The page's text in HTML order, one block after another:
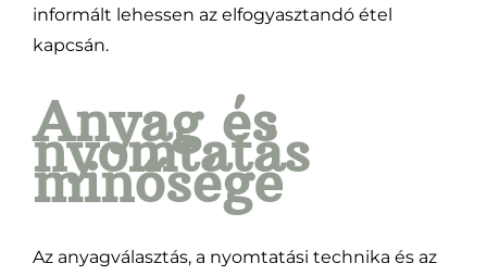
informált lehessen az elfogyasztandó étel
kapcsán.
Anyag és
nyomtatás
minősége
Az anyagválasztás, a nyomtatási technika és az